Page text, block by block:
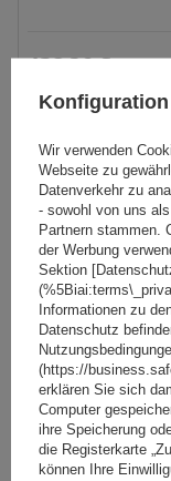
138,29 €inkl.
Große Menge
SCHNÄPPCHEN
Wir verwenden
Webseite zu
Datenverkehr zu
- sowohl von uns
Partnern stammen.
der Werbung
Sektion
Informationen zu
Datenschutz
(https://
erklären Sie sich
Computer
ihre Speicherung
die Registerkarte
können Ihre